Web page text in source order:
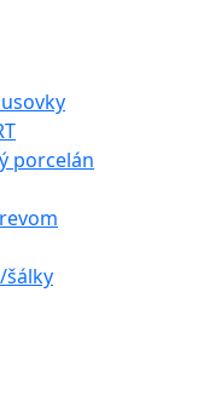
porcelán
šálky